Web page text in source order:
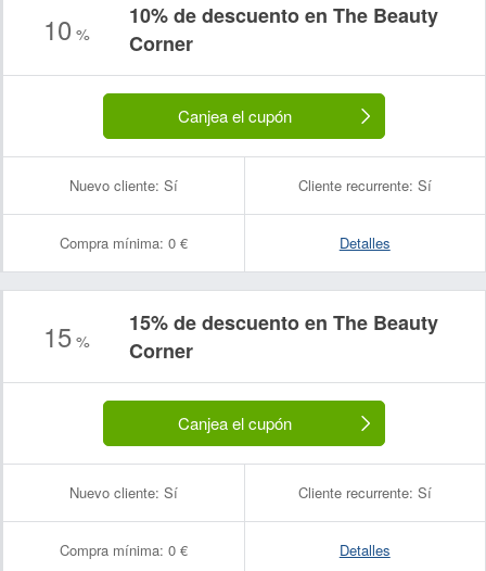
10 %
10% de descuento en The Beauty
Corner
Canjea el cupón
Nuevo cliente: Sí Cliente recurrente: Sí
Compra mínima: 0 € Detalles
15 %
15% de descuento en The Beauty
Corner
Canjea el cupón
Nuevo cliente: Sí Cliente recurrente: Sí
Compra mínima: 0 € Detalles